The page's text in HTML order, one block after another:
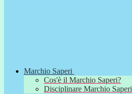
Marchio Saperi
Cos'è il Marchio Saperi?
Disciplinare Marchio Saperi